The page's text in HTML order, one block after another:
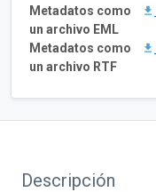
Metadatos como
un archivo EML
Metadatos como
un archivo RTF
Descripción